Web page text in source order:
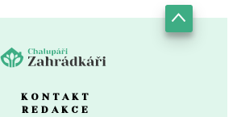
KONTAKT
REDAKCE